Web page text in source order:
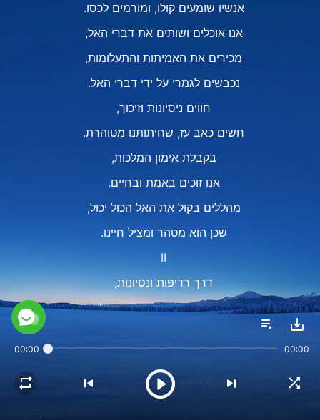
אנשיו שומעים קולו, ומורמים לכסו.
אנו אוכלים ושותים את דברי האל,
מכירים את האמיתות והתעלומות,
נכבשים לגמרי על ידי דברי האל.
חווים ניסיונות וזיכוך,
חשים כאב עז, שחיתותנו מטוהרת.
בקבלת אימון המלכות,
אנו זוכים באמת ובחיים.
מהללים בקול את האל הכול יכול,
שכן הוא מטהר ומציל חיינו.
II
דרך רדיפות ונסיונות,
אנו רואים את פרצופו הכעור של השטן.
אנו שונאים את השטן, נעבוד את האל עד הקץ.
00:00 00:00